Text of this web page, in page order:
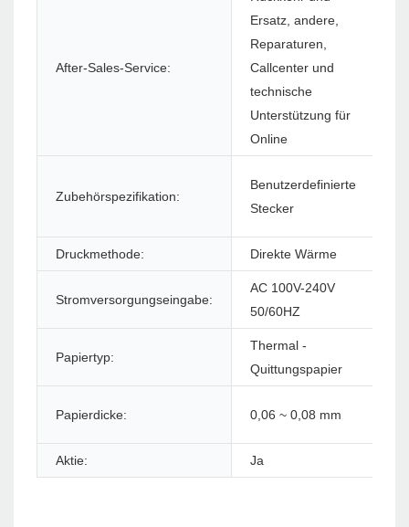
After-Sales-Service:
Ersatz, andere,
Reparaturen,
Callcenter und
technische
Unterstützung für
Online
Zubehörspezifikation:
Benutzerdefinierte
Stecker
Druckmethode: Direkte Wärme
Stromversorgungseingabe:
AC 100V-240V
50/60HZ
Papiertyp:
Thermal -
Quittungspapier
Papierdicke: 0,06 ~ 0,08 mm
Aktie: Ja